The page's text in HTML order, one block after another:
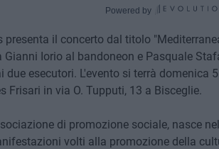
Powered by
presenta il concerto dal titolo
Gianni Iorio al bandoneon e Pasquale
due esecutori. L'evento si terrà domenica
Frisari in via O. Tupputi, 13 a Bisceglie.
di promozione sociale, nasce
volti alla promozione della